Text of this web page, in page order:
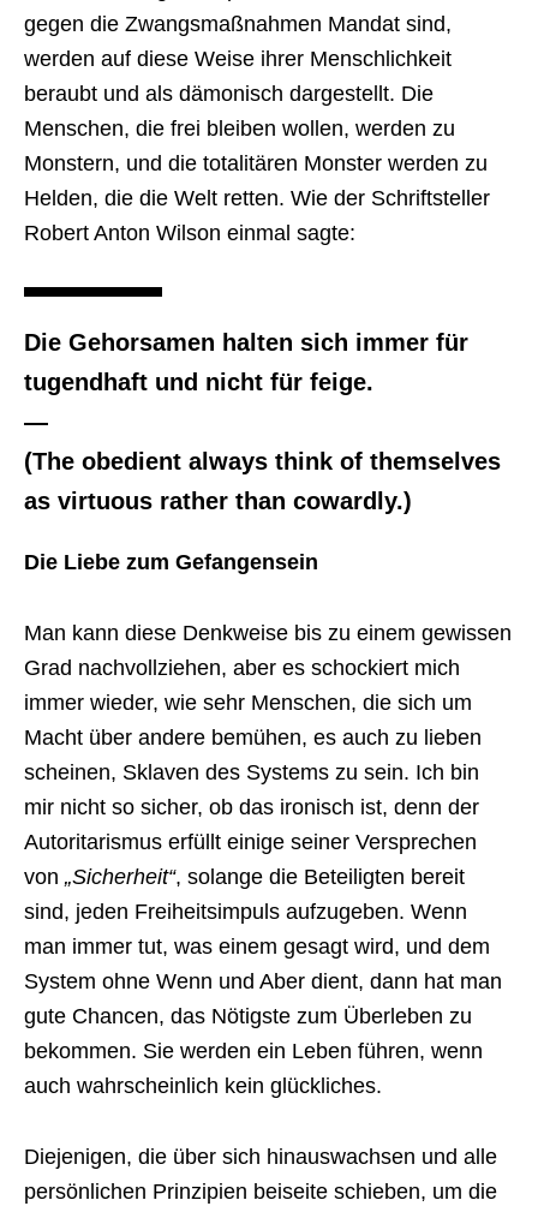
gegen die Zwangsmaßnahmen Mandat sind,
werden auf diese Weise ihrer Menschlichkeit
beraubt und als dämonisch dargestellt. Die
Menschen, die frei bleiben wollen, werden zu
Monstern, und die totalitären Monster werden zu
Helden, die die Welt retten. Wie der Schriftsteller
Robert Anton Wilson einmal sagte:
Die Gehorsamen halten sich immer für
tugendhaft und nicht für feige.
—
(The obedient always think of themselves
as virtuous rather than cowardly.)
Die Liebe zum Gefangensein
Man kann diese Denkweise bis zu einem gewissen
Grad nachvollziehen, aber es schockiert mich
immer wieder, wie sehr Menschen, die sich um
Macht über andere bemühen, es auch zu lieben
scheinen, Sklaven des Systems zu sein. Ich bin
mir nicht so sicher, ob das ironisch ist, denn der
Autoritarismus erfüllt einige seiner Versprechen
von „Sicherheit“, solange die Beteiligten bereit
sind, jeden Freiheitsimpuls aufzugeben. Wenn
man immer tut, was einem gesagt wird, und dem
System ohne Wenn und Aber dient, dann hat man
gute Chancen, das Nötigste zum Überleben zu
bekommen. Sie werden ein Leben führen, wenn
auch wahrscheinlich kein glückliches.
Diejenigen, die über sich hinauswachsen und alle
persönlichen Prinzipien beiseite schieben, um die